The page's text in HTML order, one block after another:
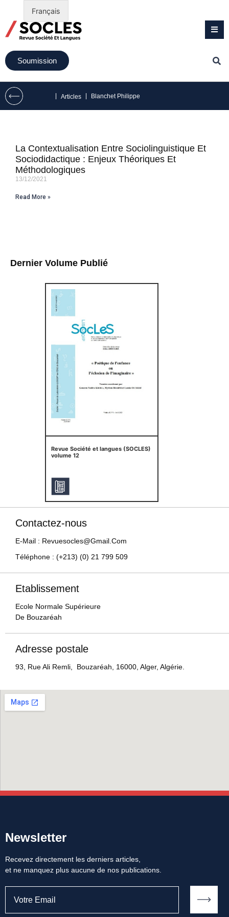
Soumission
Articles Blanchet Philippe
Dernier Volume Publié
Revue Société et langues (SOCLES)
volume 12
La Contextualisation Entre Sociolinguistique Et
Sociodidactique : Enjeux Théoriques Et
Méthodologiques
13/12/2021
Read More »
Contactez-nous
E-Mail : Revuesocles@gmail.com
Téléphone : (+213) (0) 21 799 509
Etablissement
Ecole Normale Supérieure
De Bouzaréah
Adresse postale
93, Rue Ali Remli, Bouzaréah, 16000, Alger, Algérie.
Newsletter
Recevez directement les derniers articles,
et ne manquez plus aucune de nos publications.
Français